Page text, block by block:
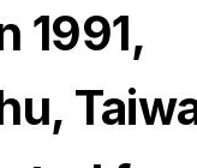
1991,